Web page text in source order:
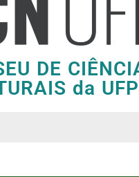
DE
da